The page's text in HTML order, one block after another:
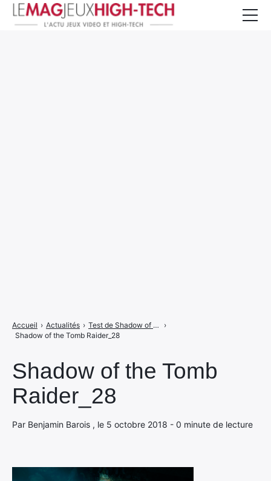
Shadow of the Tomb
Raider_28
Par Benjamin Barois , le 5 octobre 2018 - 0 minute de lecture
Accueil › Actualités › Test de Shadow of the Tomb Raider sur PS4 : une Lara bien sombre
›
Shadow of the Tomb Raider_28